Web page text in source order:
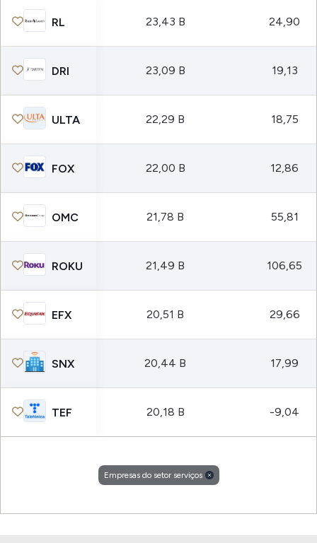
RL 23,43 B 24,90
DRI 23,09 B 19,13
ULTA 22,29 B 18,75
FOX 22,00 B 12,86
OMC 21,78 B 55,81
ROKU 21,49 B 106,65
EFX 20,51 B 29,66
SNX 20,44 B 17,99
TEF 20,18 B -9,04
Empresas do setor serviços